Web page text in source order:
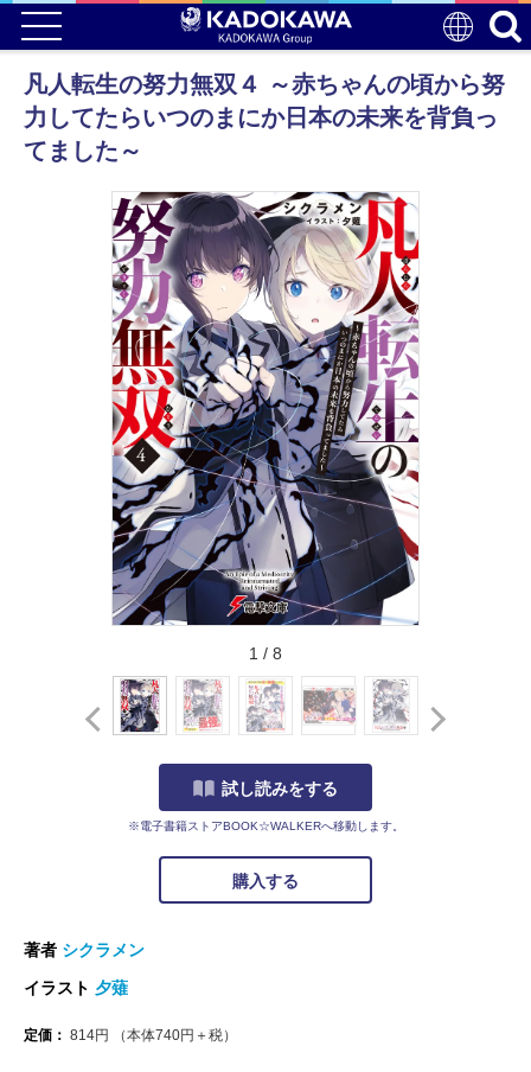
凡人転生の努力無双４ ～赤ちゃんの頃から努
力してたらいつのまにか日本の未来を背負っ
てました～
1 / 8
試し読みをする
※電子書籍ストアBOOK☆WALKERへ移動します。
購入する
著者 シクラメン
イラスト 夕薙
定価： 814円 （本体740円＋税）